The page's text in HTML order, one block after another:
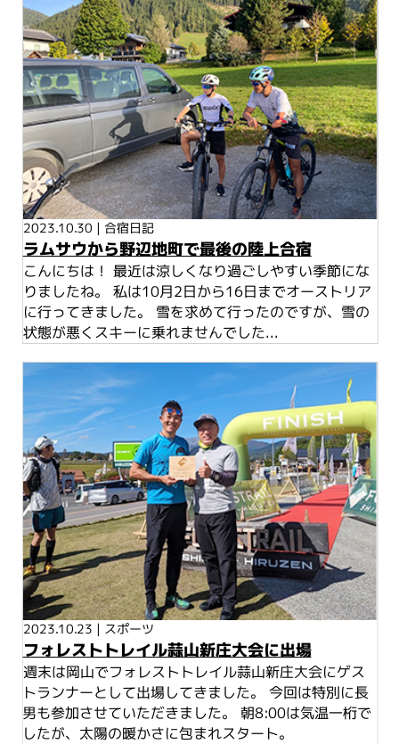
2023.10.30 | 合宿日記
ラムサウから野辺地町で最後の陸上合宿
こんにちは！ 最近は涼しくなり過ごしやすい季節にな
りましたね。 私は10月2日から16日までオーストリア
に行ってきました。 雪を求めて行ったのですが、雪の
状態が悪くスキーに乗れませんでした...
2023.10.23 | スポーツ
フォレストトレイル蒜山新庄大会に出場
週末は岡山でフォレストトレイル蒜山新庄大会にゲス
トランナーとして出場してきました。 今回は特別に長
男も参加させていただきました。 朝8:00は気温一桁で
したが、太陽の暖かさに包まれスタート。